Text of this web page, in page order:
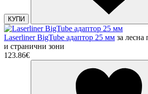
КУПИ
Laserliner BigTube адаптор 25 мм за лесна
и странични зони
123.86€